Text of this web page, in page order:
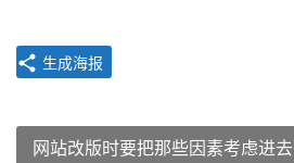
生成海报
网站改版时要把那些因素考虑进去